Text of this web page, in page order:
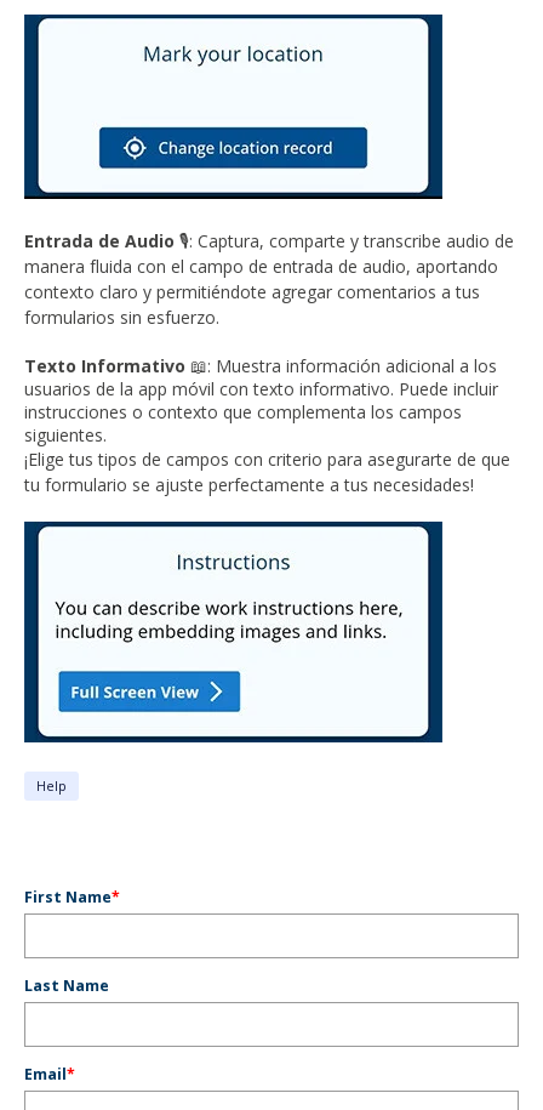
Entrada de Audio 🎙️: Captura, comparte y transcribe audio de
manera fluida con el campo de entrada de audio, aportando
contexto claro y permitiéndote agregar comentarios a tus
formularios sin esfuerzo.
Texto Informativo 📖: Muestra información adicional a los
usuarios de la app móvil con texto informativo. Puede incluir
instrucciones o contexto que complementa los campos
siguientes.
¡Elige tus tipos de campos con criterio para asegurarte de que
tu formulario se ajuste perfectamente a tus necesidades!
Help
First Name*
Last Name
Email*